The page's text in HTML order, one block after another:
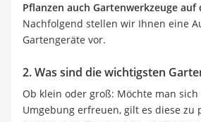
Pflanzen auch Gartenwerkzeuge auf
Nachfolgend stellen wir Ihnen eine
Gartengeräte vor.
2. Was sind die wichtigsten
Ob klein oder groß: Möchte man
Umgebung erfreuen, gilt es diese zu